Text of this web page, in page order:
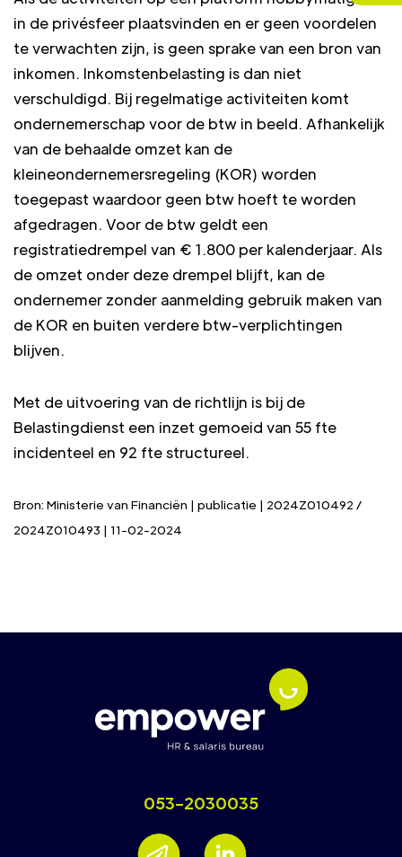
in de privésfeer plaatsvinden en er geen voordelen
te verwachten zijn, is geen sprake van een bron van
inkomen. Inkomstenbelasting is dan niet
verschuldigd. Bij regelmatige activiteiten komt
ondernemerschap voor de btw in beeld. Afhankelijk
van de behaalde omzet kan de
kleineondernemersregeling (KOR) worden
toegepast waardoor geen btw hoeft te worden
afgedragen. Voor de btw geldt een
registratiedrempel van € 1.800 per kalenderjaar. Als
de omzet onder deze drempel blijft, kan de
ondernemer zonder aanmelding gebruik maken van
de KOR en buiten verdere btw-verplichtingen
blijven.
Met de uitvoering van de richtlijn is bij de
Belastingdienst een inzet gemoeid van 55 fte
incidenteel en 92 fte structureel.
Bron: Ministerie van Financiën | publicatie | 2024Z010492 /
2024Z010493 | 11-02-2024
053-2030035